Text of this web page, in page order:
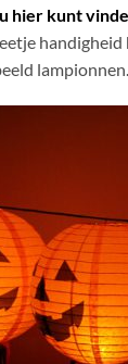
hier kunt
lampionnen.